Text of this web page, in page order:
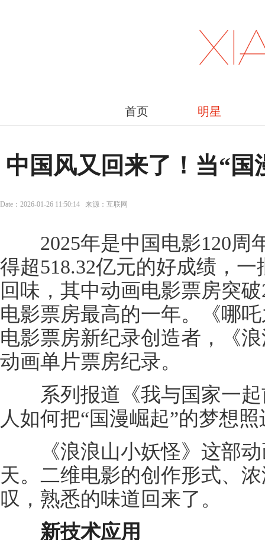
首页 明星
中国风又回来了！当“
Date：2026-01-26 11:50:14 来源：互联网
2025年是中国电影120周
得超518.32亿元的好成绩，
回味，其中动画电影票房突
电影票房最高的一年。《哪
电影票房新纪录创造者，《
动画单片票房纪录。
系列报道《我与国家一起
人如何把“国漫崛起”的梦想
《浪浪山小妖怪》这部动
天。二维电影的创作形式、
叹，熟悉的味道回来了。
新技术应用